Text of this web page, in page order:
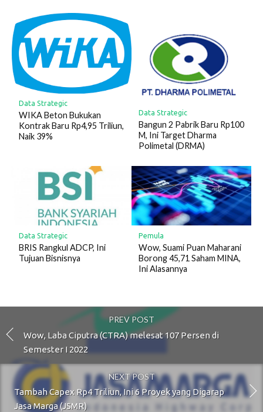
Data Strategic
WIKA Beton Bukukan
Kontrak Baru Rp4,95 Triliun,
Naik 39%
Data Strategic
Bangun 2 Pabrik Baru Rp100
M, Ini Target Dharma
Polimetal (DRMA)
Data Strategic
BRIS Rangkul ADCP, Ini
Tujuan Bisnisnya
Pemula
Wow, Suami Puan Maharani
Borong 45,71 Saham MINA,
Ini Alasannya
PREV POST
Wow, Laba Ciputra (CTRA) melesat 107 Persen di
Semester I 2022
NEXT POST
Tambah Capex Rp4 Triliun, Ini 6 Proyek yang Digarap
Jasa Marga (JSMR)